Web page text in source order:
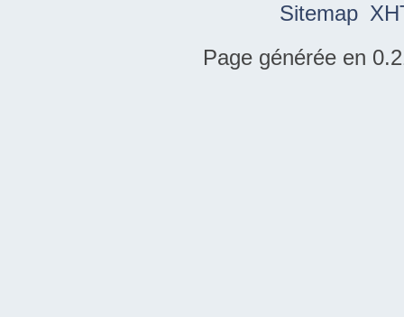
Sitemap
Page générée en